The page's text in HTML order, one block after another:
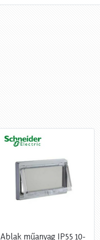
Ablak műanyag IP55 10-